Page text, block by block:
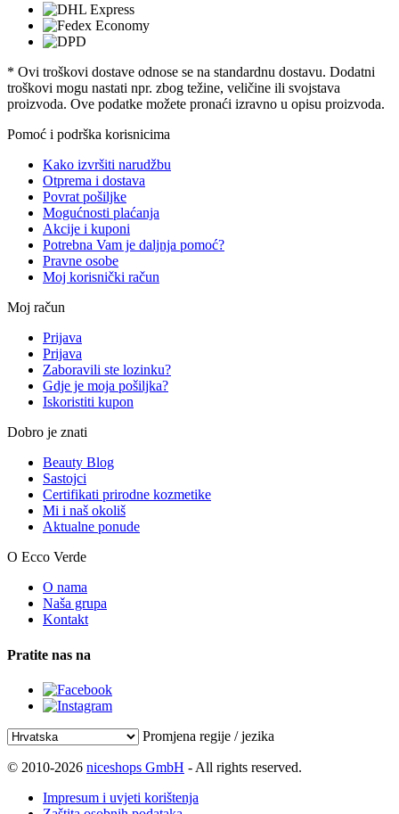
* Ovi troškovi dostave odnose se na standardnu ​​dostavu. Dodatni
troškovi mogu nastati npr. zbog težine, veličine ili svojstava
proizvoda. Ove podatke možete pronaći izravno u opisu proizvoda.
Pomoć i podrška korisnicima
Kako izvršiti narudžbu
Otprema i dostava
Povrat pošiljke
Mogućnosti plaćanja
Akcije i kuponi
Potrebna Vam je daljnja pomoć?
Pravne osobe
Moj korisnički račun
Moj račun
Prijava
Prijava
Zaboravili ste lozinku?
Gdje je moja pošiljka?
Iskoristiti kupon
Dobro je znati
Beauty Blog
Sastojci
Certifikati prirodne kozmetike
Mi i naš okoliš
Aktualne ponude
O Ecco Verde
O nama
Naša grupa
Kontakt
Pratite nas na
Promjena regije / jezika
© 2010-2026 niceshops GmbH - All rights reserved.
Impresum i uvjeti korištenja